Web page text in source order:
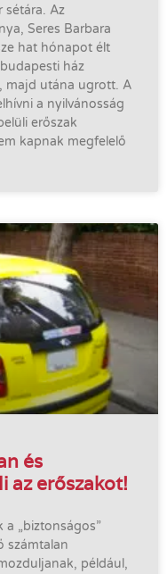
sétára. Az
Seres Barbara
hat hónapot élt
ház
majd utána ugrott. A
a nyilvánosság
erőszak
kapnak megfelelő
és
az erőszakot!
„biztonságos”
számtalan
például,